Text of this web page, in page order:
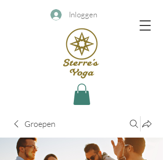
Inloggen
Groepen